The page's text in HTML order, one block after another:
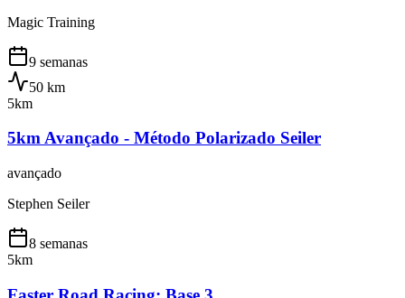
Magic Training
9 semanas
50 km
5km
5km Avançado - Método Polarizado Seiler
avançado
Stephen Seiler
8 semanas
5km